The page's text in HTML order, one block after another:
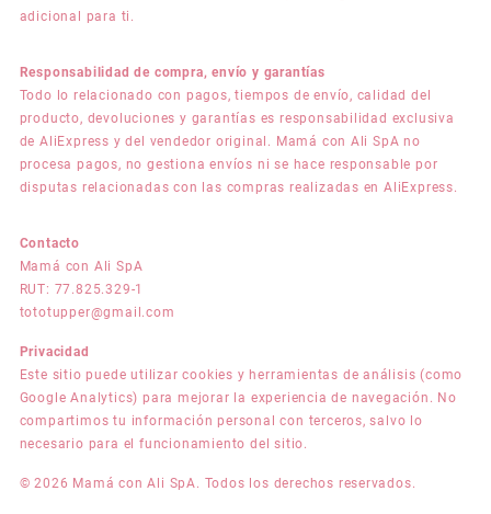
adicional para ti.
Responsabilidad de compra, envío y garantías
Todo lo relacionado con pagos, tiempos de envío, calidad del
producto, devoluciones y garantías es responsabilidad exclusiva
de AliExpress y del vendedor original. Mamá con Ali SpA no
procesa pagos, no gestiona envíos ni se hace responsable por
disputas relacionadas con las compras realizadas en AliExpress.
Contacto
Mamá con Ali SpA
RUT: 77.825.329-1
tototupper@gmail.com
Privacidad
Este sitio puede utilizar cookies y herramientas de análisis (como
Google Analytics) para mejorar la experiencia de navegación. No
compartimos tu información personal con terceros, salvo lo
necesario para el funcionamiento del sitio.
© 2026 Mamá con Ali SpA. Todos los derechos reservados.